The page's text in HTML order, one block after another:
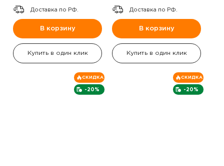
Доставка по РФ.
В корзину
Купить в один клик
Доставка по РФ.
В корзину
Купить в один клик
-20%
СКИДКА
-20%
СКИДКА